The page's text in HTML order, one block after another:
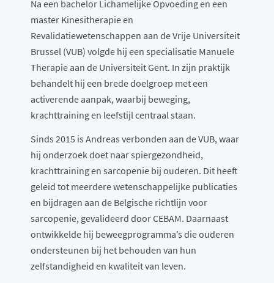
Na een bachelor Lichamelijke Opvoeding en een
master Kinesitherapie en
Revalidatiewetenschappen aan de Vrije Universiteit
Brussel (VUB) volgde hij een specialisatie Manuele
Therapie aan de Universiteit Gent. In zijn praktijk
behandelt hij een brede doelgroep met een
activerende aanpak, waarbij beweging,
krachttraining en leefstijl centraal staan.
Sinds 2015 is Andreas verbonden aan de VUB, waar
hij onderzoek doet naar spiergezondheid,
krachttraining en sarcopenie bij ouderen. Dit heeft
geleid tot meerdere wetenschappelijke publicaties
en bijdragen aan de Belgische richtlijn voor
sarcopenie, gevalideerd door CEBAM. Daarnaast
ontwikkelde hij beweegprogramma’s die ouderen
ondersteunen bij het behouden van hun
zelfstandigheid en kwaliteit van leven.